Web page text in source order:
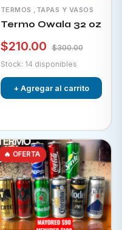
TERMOS ,TAPAS Y VASOS
Termo Owala 32 oz
$210.00
$300.00
Stock: 14 disponibles
+ Agregar al carrito
🔥 OFERTA